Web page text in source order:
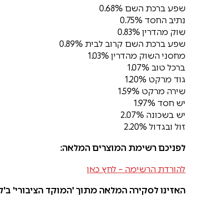
שפע ברכת השם 0.68%
נתיב החסד 0.75%
שוק מהדרין 0.83%
שפע ברכת השם קרוב לבית 0.89%
מחסני השוק מהדרין 1.03%
ברכל טוב 1.07%
גוד מרקט 1.20%
שירה מרקט 1.59%
יש חסד 1.97%
יש בשכונה 2.07%
זול ובגדול 2.20%
לפניכם רשימת המוצרים המלאה:
להורדת הרשימה – לחץ כאן
האזינו לסקירה המלאה מתוך 'המוקד הציבורי'